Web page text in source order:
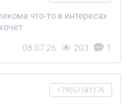
что-то в интересах
08.07.26 203 1
+79051181176